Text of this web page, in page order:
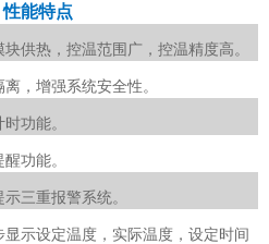
性能特点
供热，控温范围广，控温精度高。
，增强系统安全性。
功能。
功能。
三重报警系统。
示设定温度，实际温度，设定时间